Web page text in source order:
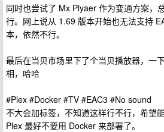
同时也尝试了 Mx Plyaer 作为变通方案，
行。网上说从 1.69 版本开始也无法支持
本，依然不行。
最后在当贝市场里下了个当贝播放器，一
相，哈哈
#Plex #Docker #TV #EAC3 #No sound
不大会加标签，不知道这样行不行，希望
Plex 最好不要用 Docker 来部署了。